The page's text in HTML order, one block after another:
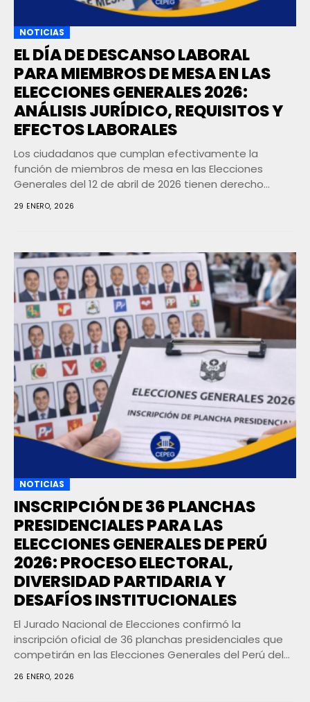
NOTICIAS
EL DÍA DE DESCANSO LABORAL
PARA MIEMBROS DE MESA EN LAS
ELECCIONES GENERALES 2026:
ANÁLISIS JURÍDICO, REQUISITOS Y
EFECTOS LABORALES
Los ciudadanos que cumplan efectivamente la
función de miembros de mesa en las Elecciones
Generales del 12 de abril de 2026 tienen derecho...
29 ENERO, 2026
NOTICIAS
INSCRIPCIÓN DE 36 PLANCHAS
PRESIDENCIALES PARA LAS
ELECCIONES GENERALES DE PERÚ
2026: PROCESO ELECTORAL,
DIVERSIDAD PARTIDARIA Y
DESAFÍOS INSTITUCIONALES
El Jurado Nacional de Elecciones confirmó la
inscripción oficial de 36 planchas presidenciales que
competirán en las Elecciones Generales del Perú del
12...
26 ENERO, 2026